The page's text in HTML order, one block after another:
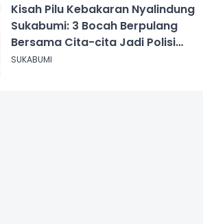
Kisah Pilu Kebakaran Nyalindung
Sukabumi: 3 Bocah Berpulang
Bersama Cita-cita Jadi Polisi
dan Guru
SUKABUMI